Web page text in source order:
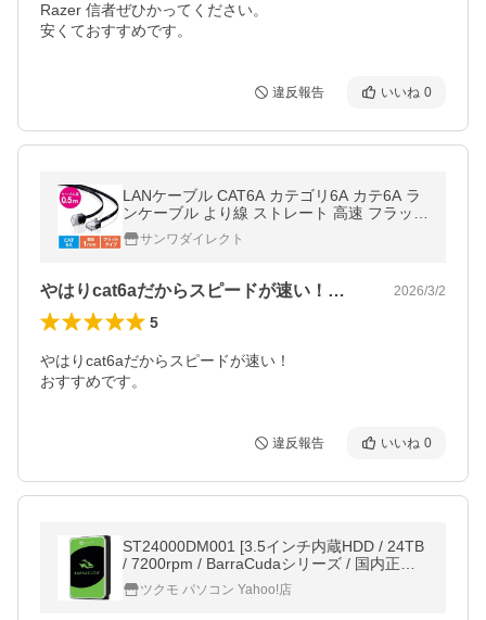
Razer 信者ぜひかってください。
安くておすすめです。
違反報告 いいね 0
LANケーブル CAT6A カテゴリ6A カテ6A ラ
ンケーブル より線 ストレート 高速 フラット
ショートコネクタ 50cm 500-LAN6AFL-005
サンワダイレクト
やはりcat6aだからスピードが速い！… 2026/3/2
5
やはりcat6aだからスピードが速い！
おすすめです。
違反報告 いいね 0
ST24000DM001 [3.5インチ内蔵HDD / 24TB
/ 7200rpm / BarraCudaシリーズ / 国内正規
代理店品]
ツクモ パソコン Yahoo!店